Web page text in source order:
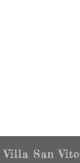
Villa San Vito